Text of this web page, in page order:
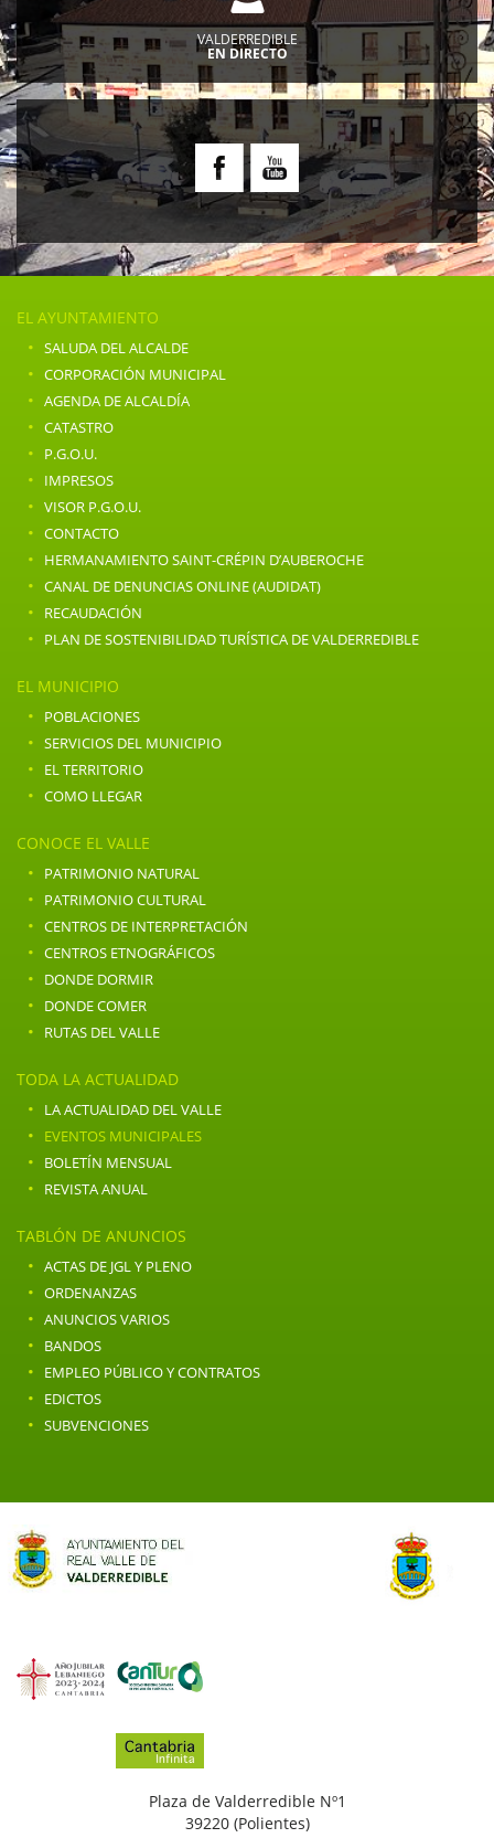
VALDERREDIBLE
EN DIRECTO
EL AYUNTAMIENTO
· SALUDA DEL ALCALDE
· CORPORACIÓN MUNICIPAL
· AGENDA DE ALCALDÍA
· CATASTRO
· P.G.O.U.
· IMPRESOS
· VISOR P.G.O.U.
· CONTACTO
· HERMANAMIENTO SAINT-CRÉPIN D’AUBEROCHE
· CANAL DE DENUNCIAS ONLINE (AUDIDAT)
· RECAUDACIÓN
· PLAN DE SOSTENIBILIDAD TURÍSTICA DE VALDERREDIBLE
EL MUNICIPIO
· POBLACIONES
· SERVICIOS DEL MUNICIPIO
· EL TERRITORIO
· COMO LLEGAR
CONOCE EL VALLE
· PATRIMONIO NATURAL
· PATRIMONIO CULTURAL
· CENTROS DE INTERPRETACIÓN
· CENTROS ETNOGRÁFICOS
· DONDE DORMIR
· DONDE COMER
· RUTAS DEL VALLE
TODA LA ACTUALIDAD
· LA ACTUALIDAD DEL VALLE
· EVENTOS MUNICIPALES
· BOLETÍN MENSUAL
· REVISTA ANUAL
TABLÓN DE ANUNCIOS
· ACTAS DE JGL Y PLENO
· ORDENANZAS
· ANUNCIOS VARIOS
· BANDOS
· EMPLEO PÚBLICO Y CONTRATOS
· EDICTOS
· SUBVENCIONES
Plaza de Valderredible Nº1
39220 (Polientes)